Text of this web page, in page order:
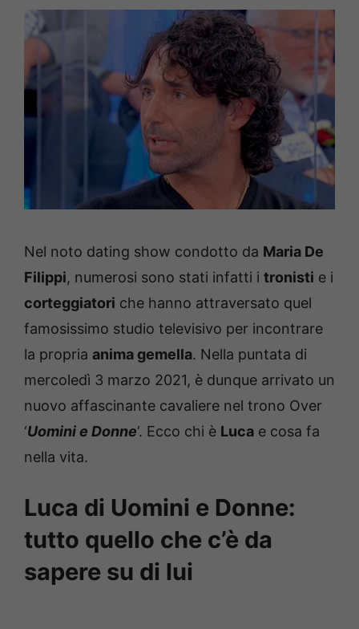
Nel noto dating show condotto da Maria De
Filippi, numerosi sono stati infatti i tronisti e i
corteggiatori che hanno attraversato quel
famosissimo studio televisivo per incontrare
la propria anima gemella. Nella puntata di
mercoledì 3 marzo 2021, è dunque arrivato un
nuovo affascinante cavaliere nel trono Over
‘Uomini e Donne‘. Ecco chi è Luca e cosa fa
nella vita.
Luca di Uomini e Donne:
tutto quello che c’è da
sapere su di lui